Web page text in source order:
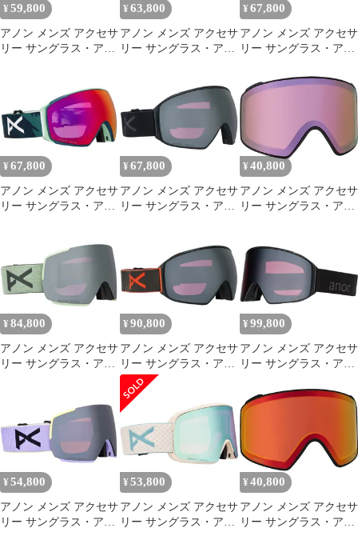
¥ 59,800
アノン メンズ アクセサ
リー サングラス・アイ
BlackPerceive Sunny
RedPerceive Cloudy Bur
¥ 63,800
アノン メンズ アクセサ
リー サングラス・アイ
Sunny RedPerceive
Cloudy Burst ブラック
¥ 67,800
アノン メンズ アクセサ
リー サングラス・アイ
MFI Goggles
BlackPerceive Sunny
RedPerceive Cloudy
Burst ブ
¥ 67,800
アノン メンズ アクセサ
リー サングラス・アイ
TreePerceive Sunny
RedPerceive Cloudy B
¥ 67,800
アノン メンズ アクセサ
リー サングラス・アイ
GogglesmokePerceive
Sunny OnyxPerceive
Variable Violet
¥ 40,800
アノン メンズ アクセサ
リー サングラス・アイ
Goggles Replacement
Lens Perceive Cldy P
¥ 84,800
アノン メンズ アクセサ
リー サングラス・アイ
Used Soft SagePerceive
Sunny OnyxPerce
¥ 90,800
アノン メンズ アクセサ
リー サングラス・アイ
ウェア Anon M4 Toric
MFI Goggles Used Fiesta
RedPerceive Sunny
OnyxPerceive Vari
¥ 99,800
アノン メンズ アクセサ
リー サングラス・アイ
Cylindrical Goggles MFI
Face Mask
SmokePerceive Sunny
Onyx スモーク
¥ 54,800
アノン メンズ アクセサ
リー サングラス・アイ
¥ 53,800
アノン メンズ アクセサ
リー サングラス・アイ
¥ 40,800
アノン メンズ アクセサ
リー サングラス・アイ